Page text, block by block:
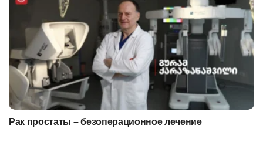
Рак простаты – безоперационное лечение